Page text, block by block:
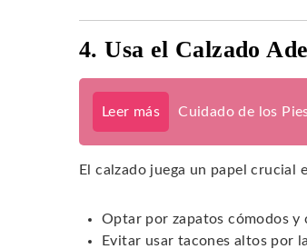
4. Usa el Calzado
Leer más Cuidado de los
El calzado juega un papel crucial
Optar por zapatos cómodos y
Evitar usar tacones altos por